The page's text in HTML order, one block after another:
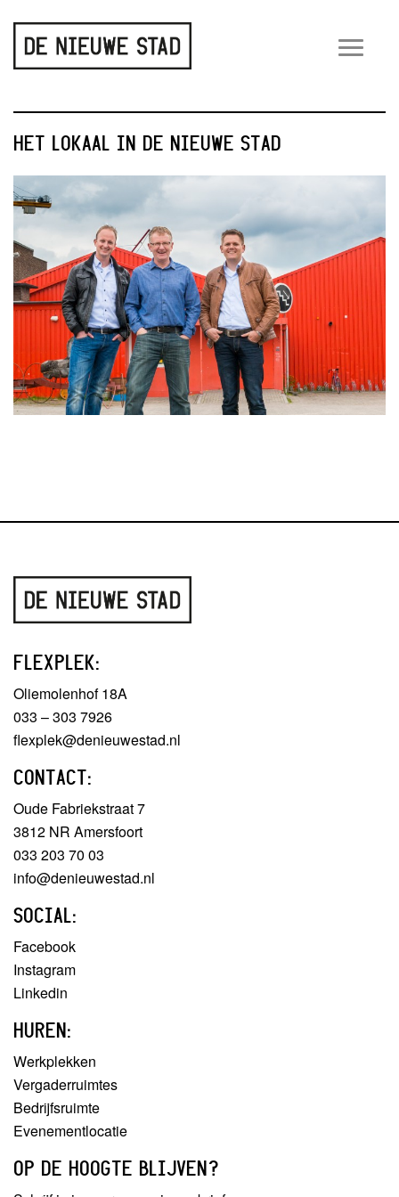
HET LOKAAL IN DE NIEUWE STAD
FLEXPLEK:
Oliemolenhof 18A
033 – 303 7926
flexplek@denieuwestad.nl
CONTACT:
Oude Fabriekstraat 7
3812 NR Amersfoort
033 203 70 03
info@denieuwestad.nl
SOCIAL:
Facebook
Instagram
Linkedin
HUREN:
Werkplekken
Vergaderruimtes
Bedrijfsruimte
Evenementlocatie
OP DE HOOGTE BLIJVEN?